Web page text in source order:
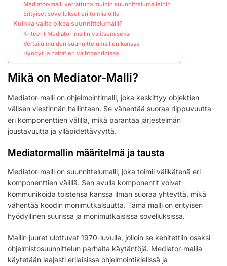
Mediator-malli verrattuna muihin suunnittelumalleihin
Erityiset sovellukset eri toimialoilla
Kuinka valita oikea suunnittelumalli?
Kriteerit Mediator-mallin valitsemiseksi
Vertailu muiden suunnittelumallien kanssa
Hyödyt ja haitat eri vaihtoehdoissa
Mikä on Mediator-Malli?
Mediator-malli on ohjelmointimalli, joka keskittyy objektien
välisen viestinnän hallintaan. Se vähentää suoraa riippuvuutta
eri komponenttien välillä, mikä parantaa järjestelmän
joustavuutta ja ylläpidettävyyttä.
Mediatormallin määritelmä ja tausta
Mediator-malli on suunnittelumalli, joka toimii välikätenä eri
komponenttien välillä. Sen avulla komponentit voivat
kommunikoida toistensa kanssa ilman suoraa yhteyttä, mikä
vähentää koodin monimutkaisuutta. Tämä malli on erityisen
hyödyllinen suurissa ja monimutkaisissa sovelluksissa.
Mallin juuret ulottuvat 1970-luvulle, jolloin se kehitettiin osaksi
ohjelmistosuunnittelun parhaita käytäntöjä. Mediator-mallia
käytetään laajasti erilaisissa ohjelmointikielissä ja